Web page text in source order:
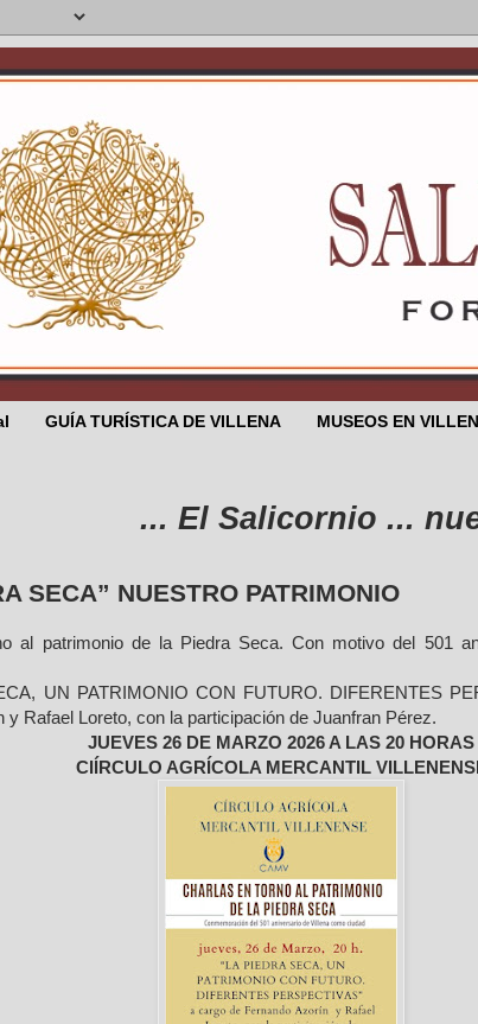
GUÍA TURÍSTICA DE VILLENA MUSEOS EN
... El Salicornio ...
SECA” NUESTRO PATRIMONIO
al patrimonio de la Piedra Seca. Con motivo del 501
UN PATRIMONIO CON FUTURO. DIFERENTES
y Rafael Loreto, con la participación de Juanfran Pérez.
JUEVES 26 DE MARZO 2026 A LAS 20 HORAS
CIÍRCULO AGRÍCOLA MERCANTIL